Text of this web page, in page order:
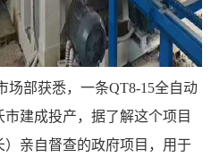
部获悉，一条QT8-15全自动
建成投产，据了解这个项目
亲自督查的政府项目，用于